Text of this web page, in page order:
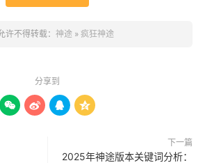
许不得转载： 神途 » 疯狂神途
分享到
   
下一篇
2025年神途版本关键词分析：